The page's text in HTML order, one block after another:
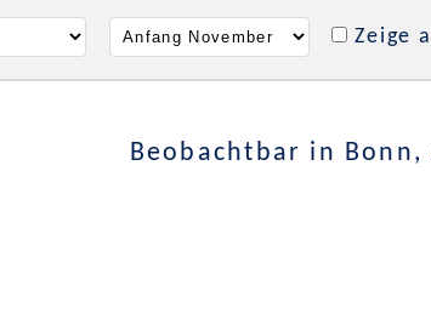
Zeige
Beobachtbar in